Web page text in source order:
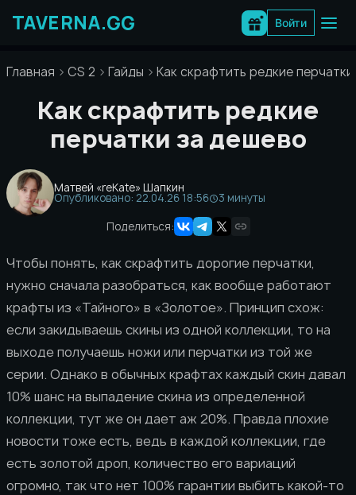
содержимому
Войти
Главная CS 2 Гайды Как скрафтить редкие
Как скрафтить редкие
перчатки за дешево
Матвей «reKate» Шапкин
Опубликовано: 22.04.26 18:56
3 минуты
Поделиться:
Чтобы понять, как скрафтить дорогие перчатки,
нужно сначала разобраться, как вообще работают
крафты из «Тайного» в «Золотое». Принцип схож:
если закидываешь скины из одной коллекции, то на
выходе получаешь ножи или перчатки из той же
серии. Однако в обычных крафтах каждый скин давал
10% шанс на выпадение скина из определенной
коллекции, тут же он дает аж 20%. Правда плохие
новости тоже есть, ведь в каждой коллекции, где
есть золотой дроп, количество его вариаций
огромно, так что нет 100% гарантии выбить какой-то